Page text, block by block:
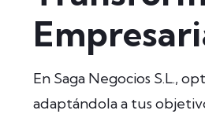
En Saga Negocios S.L.,
adaptándola a tus